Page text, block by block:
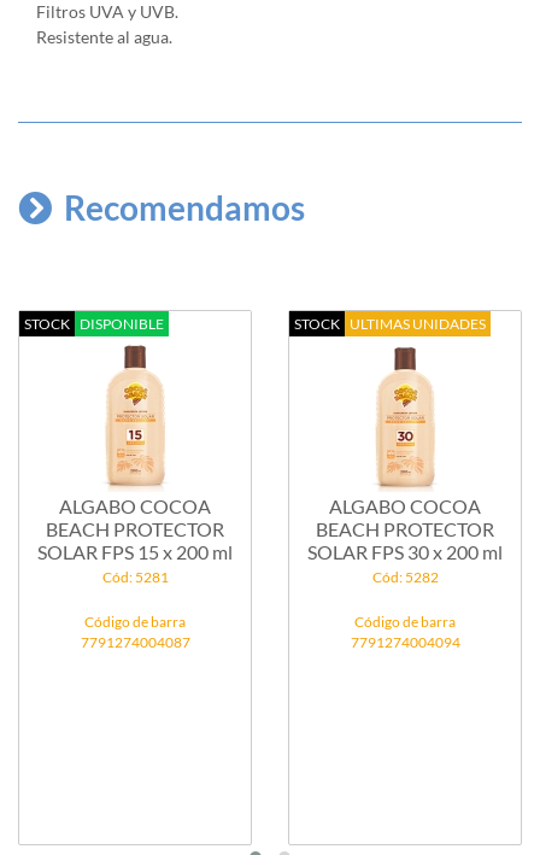
Filtros UVA y UVB.
Resistente al agua.
Recomendamos
STOCK DISPONIBLE
ALGABO COCOA
BEACH PROTECTOR
SOLAR FPS 15 x 200 ml
Cód: 5281
Código de barra
7791274004087
STOCK ULTIMAS UNIDADES
ALGABO COCOA
BEACH PROTECTOR
SOLAR FPS 30 x 200 ml
Cód: 5282
Código de barra
7791274004094